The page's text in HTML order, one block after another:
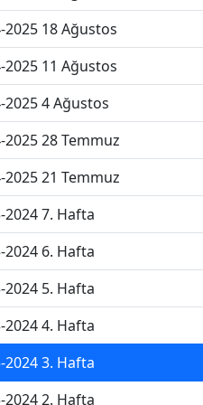
2025 18 Ağustos
2025 11 Ağustos
2025 4 Ağustos
2025 28 Temmuz
2025 21 Temmuz
2024 7. Hafta
2024 6. Hafta
2024 5. Hafta
2024 4. Hafta
2024 3. Hafta
2024 2. Hafta